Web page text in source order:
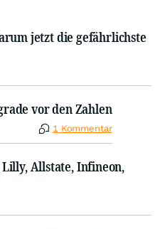
jetzt die gefährlichste
vor den Zahlen
1 Kommentar
Allstate, Infineon,